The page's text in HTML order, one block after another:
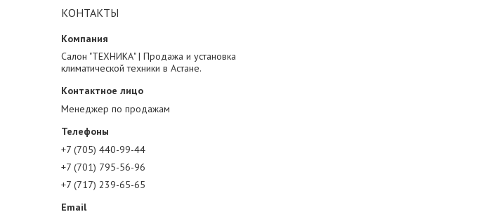
КОНТАКТЫ
Салон "ТЕХНИКА" | Продажа и установка
климатической техники в Астане.
Менеджер по продажам
+7 (705) 440-99-44
+7 (701) 795-56-96
+7 (717) 239-65-65